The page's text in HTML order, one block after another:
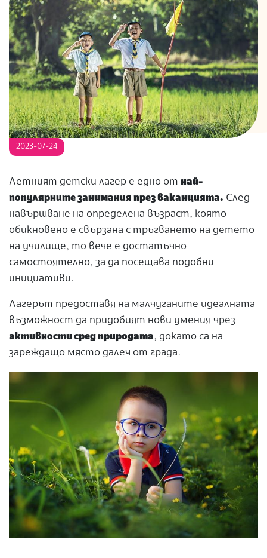
2023-07-24
Летният детски лагер е едно от най-
популярните занимания през ваканцията. След
навършване на определена възраст, която
обикновено е свързана с тръгването на детето
на училище, то вече е достатъчно
самостоятелно, за да посещава подобни
инициативи.
Лагерът предоставя на малчуганите идеалната
възможност да придобият нови умения чрез
активности сред природата, докато са на
зареждащо място далеч от града.